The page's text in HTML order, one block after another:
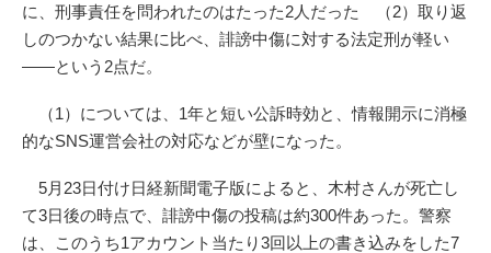
に、刑事責任を問われたのはたった2人だった （2）取り返
しのつかない結果に比べ、誹謗中傷に対する法定刑が軽い
――という2点だ。
（1）については、1年と短い公訴時効と、情報開示に消極
的なSNS運営会社の対応などが壁になった。
5月23日付け日経新聞電子版によると、木村さんが死亡し
て3日後の時点で、誹謗中傷の投稿は約300件あった。警察
は、このうち1アカウント当たり3回以上の書き込みをした7